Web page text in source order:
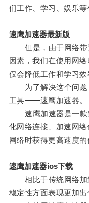
们工作、学习、娱乐等
速鹰加速器最新版
但是，由于网络带
因素，我们在使用网
仅会降低工作和学习效
为了解决这个问题
工具——速鹰加速器。
速鹰加速器是一款
化网络连接、加速网
网络时获得更高速度的
速鹰加速器ios下载
相比于传统网络加
稳定性方面表现更加出